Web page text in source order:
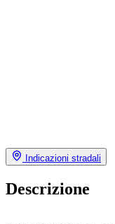
Indicazioni stradali
Descrizione